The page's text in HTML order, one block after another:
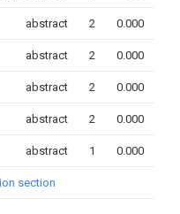
abstract 2 0.000
abstract 2 0.000
abstract 2 0.000
abstract 2 0.000
abstract 1 0.000
section